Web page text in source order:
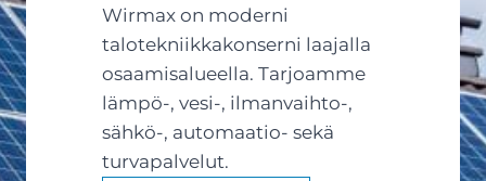
Wirmax on moderni
talotekniikkakonserni laajalla
osaamisalueella. Tarjoamme
lämpö-, vesi-, ilmanvaihto-,
sähkö-, automaatio- sekä
turvapalvelut.